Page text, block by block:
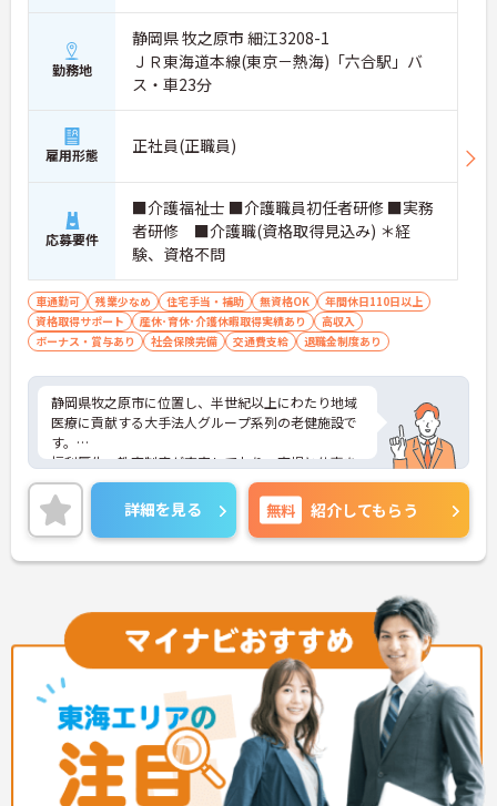
勤務地
静岡県 牧之原市 細江3208-1
ＪＲ東海道本線(東京－熱海)「六合駅」バ
ス・車23分
雇用形態 正社員(正職員)
応募要件
■介護福祉士 ■介護職員初任者研修 ■実務
者研修 ■介護職(資格取得見込み) ＊経
験、資格不問
車通勤可 残業少なめ 住宅手当・補助 無資格OK
年間休日110日以上
資格取得サポート
産休･育休･介護休暇取得実績あり
高収入
ボーナス・賞与あり
社会保険完備 交通費支給 退職金制度あり
静岡県牧之原市に位置し、半世紀以上にわたり地域
医療に貢献する大手法人グループ系列の老健施設で
す。
福利厚生・教育制度が充実しており、育児と仕事を
両立させたい方にオススメです！
駐車場が完備されていて、マイカー通勤が可能なた
め、通勤に便利です。また、残業時間は少なめなの
でプライベートとメリハリをつけて勤務できます。
ご興味をお持ちの方には詳細の情報や面接のポイン
詳細を見る 無料 紹介してもらう